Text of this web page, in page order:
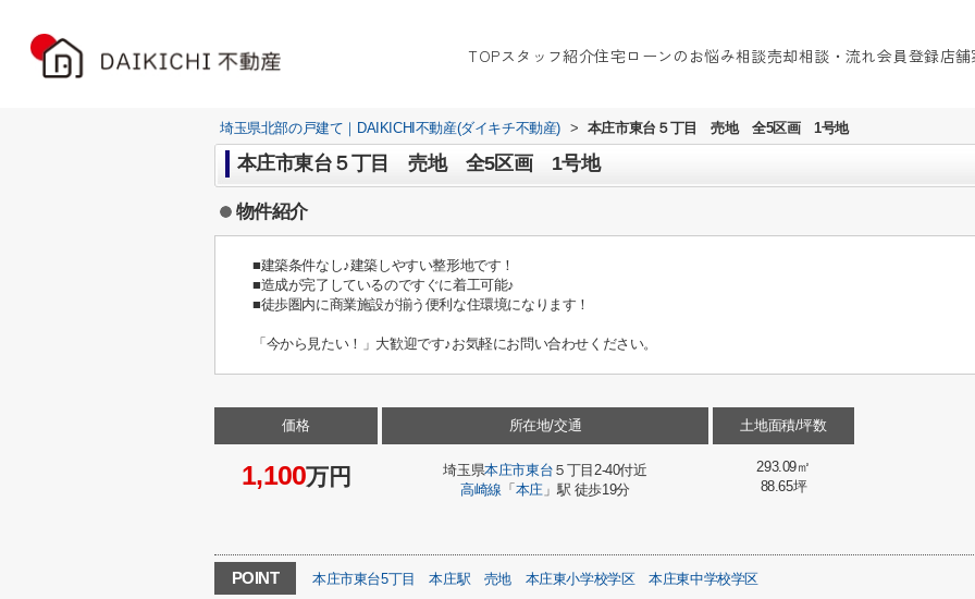
TOPスタッフ紹介住宅ローンのお悩み相談売却相談・流れ会員登録店
埼玉県北部の戸建て｜DAIKICHI不動産(ダイキチ不動産) > 本庄市東台５丁目 売地 全5区画 1号地
本庄市東台５丁目 売地 全5区画 1号地
物件紹介
■建築条件なし♪建築しやすい整形地です！
■造成が完了しているのですぐに着工可能♪
■徒歩圏内に商業施設が揃う便利な住環境になります！
「今から見たい！」大歓迎です♪お気軽にお問い合わせください。
価格
1,100万円
所在地/交通
埼玉県本庄市東台 ５丁目2-40付近
高崎線 「 本庄」駅 徒歩19分
土地面積/坪数
293.09㎡
88.65坪
POINT 本庄市東台5丁目 本庄駅 売地 本庄東小学校学区 本庄東中学校学区